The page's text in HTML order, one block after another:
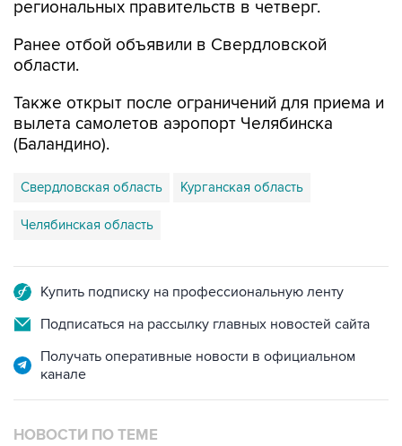
региональных правительств в четверг.
Ранее отбой объявили в Свердловской
области.
Также открыт после ограничений для приема и
вылета самолетов аэропорт Челябинска
(Баландино).
Свердловская область Курганская область
Челябинская область
Купить подписку на профессиональную ленту
Подписаться на рассылку главных новостей сайта
Получать оперативные новости в официальном
канале
НОВОСТИ ПО ТЕМЕ